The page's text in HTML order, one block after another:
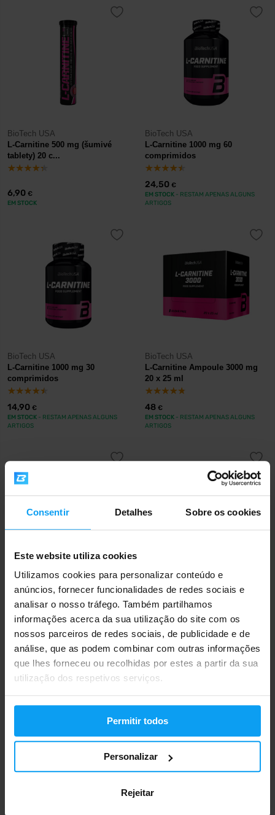
Consentir Detalhes Sobre os cookies
Este website utiliza cookies
Utilizamos cookies para personalizar conteúdo e
anúncios, fornecer funcionalidades de redes sociais e
analisar o nosso tráfego. Também partilhamos
informações acerca da sua utilização do site com os
nossos parceiros de redes sociais, de publicidade e de
análise, que as podem combinar com outras informações
que lhes forneceu ou recolhidas por estes a partir da sua
utilização dos respetivos serviços.
Permitir todos
Personalizar
Rejeitar
BioTech USA
L-Carnitine 500 mg (šumivé
tablety) 20 c...
6,90 €
EM STOCK
BioTech USA
L-Carnitine 1000 mg 60
comprimidos
24,50 €
EM STOCK - RESTAM APENAS ALGUNS
ARTIGOS
BioTech USA
L-Carnitine 1000 mg 30
comprimidos
14,90 €
EM STOCK - RESTAM APENAS ALGUNS
ARTIGOS
BioTech USA
L-Carnitine Ampoule 3000 mg
20 x 25 ml
48 €
EM STOCK - RESTAM APENAS ALGUNS
ARTIGOS
BioTech USA
ALC 60 cápsulas
23,90€
BioTech USA
L-Carnitine 35.000 mg + Chrome
500 ml
21,50€
FORA DE STOCK
Envio rápido